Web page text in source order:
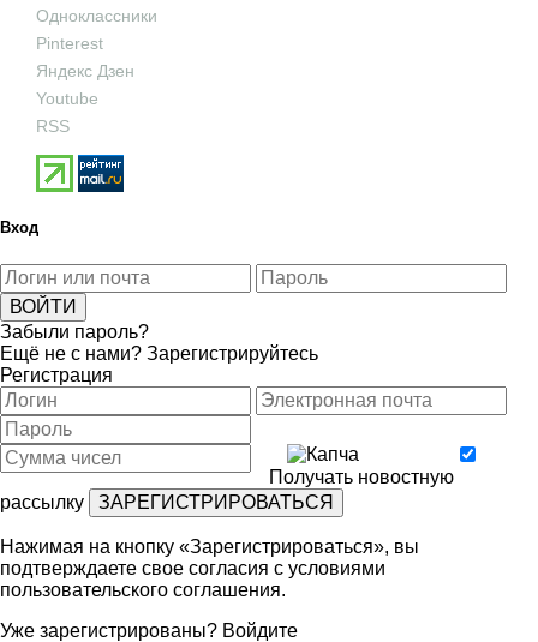
Одноклассники
Pinterest
Яндекс Дзен
Youtube
RSS
Вход
Забыли пароль?
Ещё не с нами? Зарегистрируйтесь
Регистрация
Получать новостную
рассылку
Нажимая на кнопку «Зарегистрироваться», вы
подтверждаете свое согласия с условиями
пользовательского соглашения.
Уже зарегистрированы? Войдите